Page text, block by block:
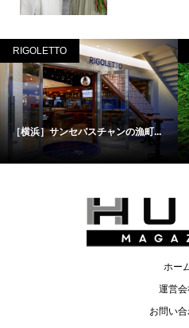
RIGOLETTO
［横浜］サンセバスチャンの漁町...
ホー
運営会
お問い